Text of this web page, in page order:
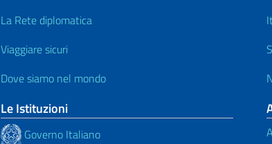
La Rete diplomatica
Viaggiare sicuri
Dove siamo nel mondo
Le Istituzioni
Governo Italiano